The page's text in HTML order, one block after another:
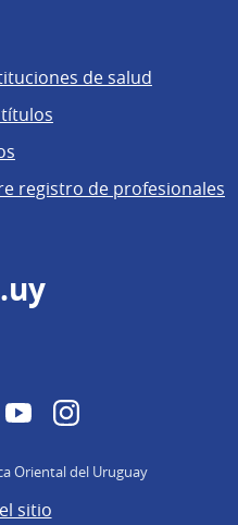
de salud
registro de profesionales
YouTubeInstagram
Oriental del Uruguay
sitio